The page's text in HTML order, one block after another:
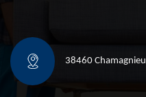
38460 Chamagnieu